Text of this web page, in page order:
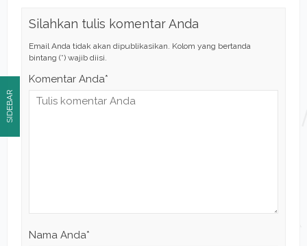
Silahkan tulis komentar Anda
Email Anda tidak akan dipublikasikan. Kolom yang bertanda
bintang (*) wajib diisi.
Komentar Anda*
Nama Anda*
SIDEBAR